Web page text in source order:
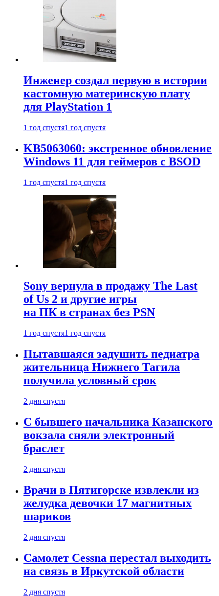
Инженер создал первую в истории
кастомную материнскую плату
для PlayStation 1
1 год спустя1 год спустя
KB5063060: экстренное обновление
Windows 11 для геймеров с BSOD
1 год спустя1 год спустя
Sony вернула в продажу The Last
of Us 2 и другие игры
на ПК в странах без PSN
1 год спустя1 год спустя
Пытавшаяся задушить педиатра
жительница Нижнего Тагила
получила условный срок
2 дня спустя
С бывшего начальника Казанского
вокзала сняли электронный
браслет
2 дня спустя
Врачи в Пятигорске извлекли из
желудка девочки 17 магнитных
шариков
2 дня спустя
Самолет Cessna перестал выходить
на связь в Иркутской области
2 дня спустя